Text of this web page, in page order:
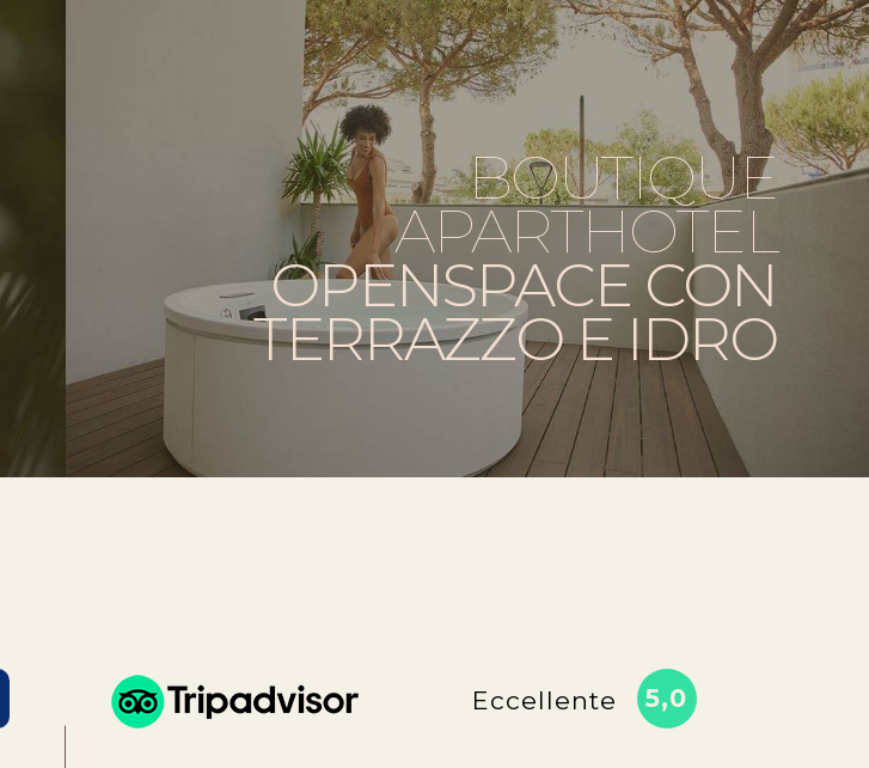
BOUTIQUE
APARTHOTEL
OPENSPACE CON
TERRAZZO E IDRO
Eccellente 5,0